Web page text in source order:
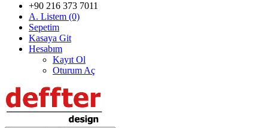
+90 216 373 7011
A. Listem (0)
Sepetim
Kasaya Git
Hesabım
Kayıt Ol
Oturum Aç